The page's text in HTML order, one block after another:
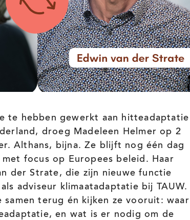
te hebben gewerkt aan hitteadaptatie
droeg Madeleen Helmer op 2
Althans, bijna. Ze blijft nog één dag
focus op Europees beleid. Haar
der Strate, die zijn nieuwe functie
adviseur klimaatadaptatie bij TAUW.
terug én kijken ze vooruit: waar
en wat is er nodig om de